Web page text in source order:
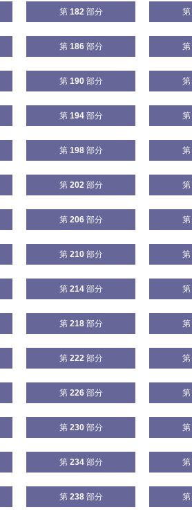
第 182部分 第
第 186部分 第
第 190部分 第
第 194部分 第
第 198部分 第
第 202部分 第
第 206部分 第
第 210部分 第
第 214部分 第
第 218部分 第
第 222部分 第
第 226部分 第
第 230部分 第
第 234部分 第
第 238部分 第